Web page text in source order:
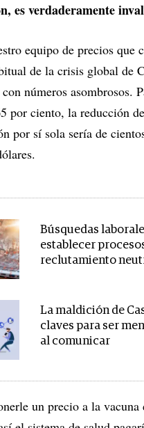
es verdaderamente
equipo de precios que
de la crisis global de
números asombrosos.
por ciento, la reducción
por sí sola sería de
Búsquedas
establecer
reclutamiento
La maldición de
claves para ser
al comunicar
un precio a la